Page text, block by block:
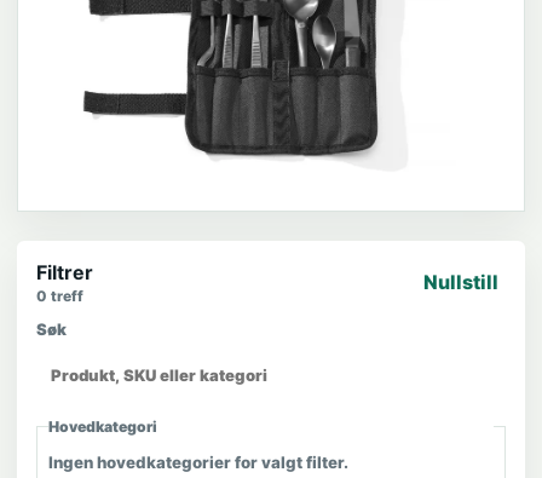
Filtrer
0 treff
Nullstill
Søk
Hovedkategori
Ingen hovedkategorier for valgt filter.